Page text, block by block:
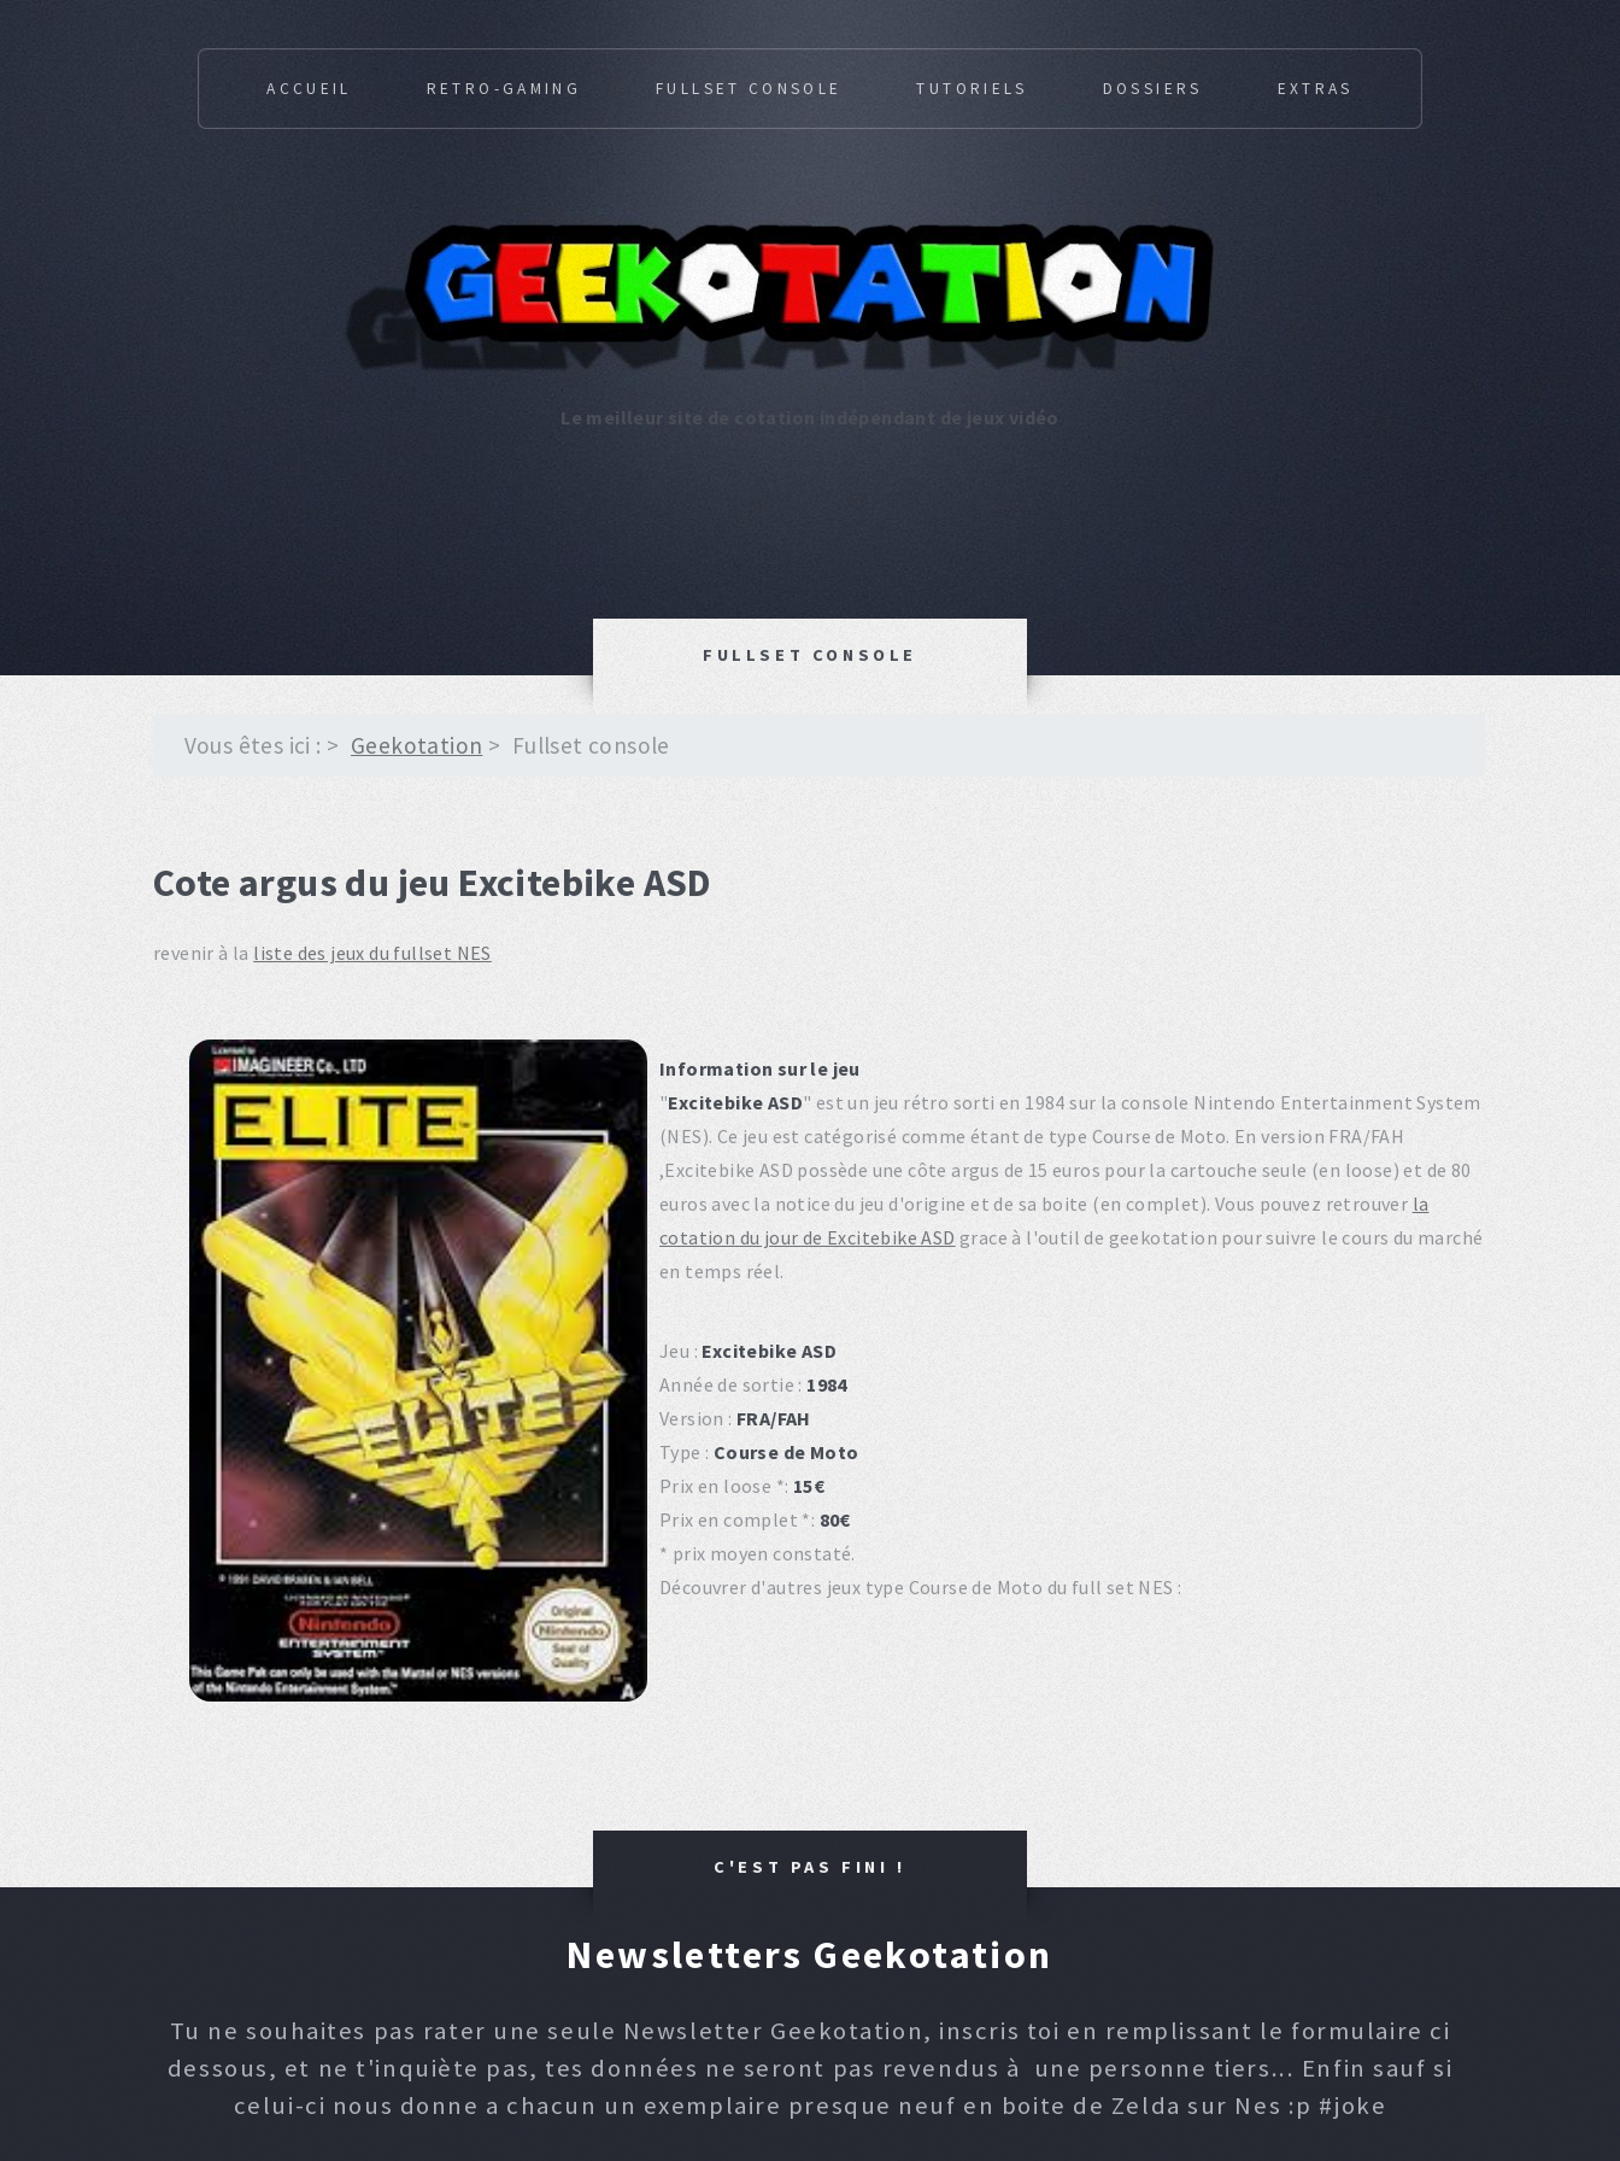
Le meilleur site de cotation indépendant de jeux vidéo
ACCUEIL RETRO-GAMING FULLSET CONSOLE TUTORIELS DOSSIERS EXTRAS
FULLSET CONSOLE
Vous êtes ici : Geekotation Fullset console
Cote argus du jeu Excitebike ASD
revenir à la liste des jeux du fullset NES
Information sur le jeu
"Excitebike ASD" est un jeu rétro sorti en 1984 sur la console Nintendo Entertainment System
(NES). Ce jeu est catégorisé comme étant de type Course de Moto. En version FRA/FAH
,Excitebike ASD possède une côte argus de 15 euros pour la cartouche seule (en loose) et de 80
euros avec la notice du jeu d'origine et de sa boite (en complet). Vous pouvez retrouver la
cotation du jour de Excitebike ASD grace à l'outil de geekotation pour suivre le cours du marché
en temps réel.
Jeu : Excitebike ASD
Année de sortie : 1984
Version : FRA/FAH
Type : Course de Moto
Prix en loose *: 15€
Prix en complet *: 80€
* prix moyen constaté.
Découvrer d'autres jeux type Course de Moto du full set NES :
C'EST PAS FINI !
Newsletters Geekotation
Tu ne souhaites pas rater une seule Newsletter Geekotation, inscris toi en remplissant le formulaire ci
dessous, et ne t'inquiète pas, tes données ne seront pas revendus à une personne tiers... Enfin sauf si
celui-ci nous donne a chacun un exemplaire presque neuf en boite de Zelda sur Nes :p #joke